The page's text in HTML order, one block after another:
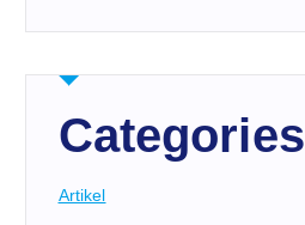
Categories
Artikel